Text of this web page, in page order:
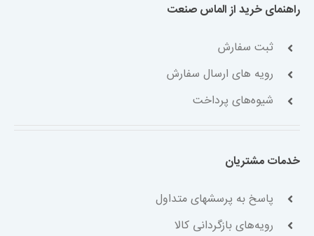
راهنمای خرید از الماس صنعت
ثبت سفارش
رویه های ارسال سفارش
شیوه‌های پرداخت
خدمات مشتریان
پاسخ به پرسشهای متداول
رویه‌های بازگردانی کالا